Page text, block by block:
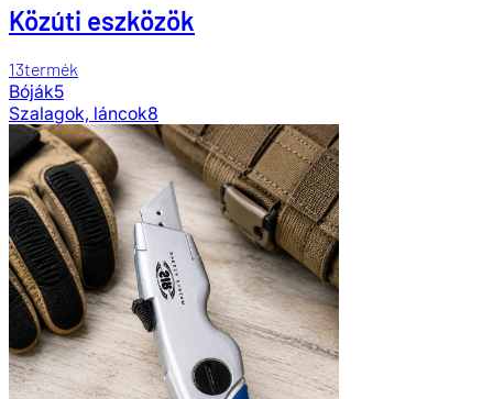
Közúti eszközök
13termék
Bóják5
Szalagok, láncok8